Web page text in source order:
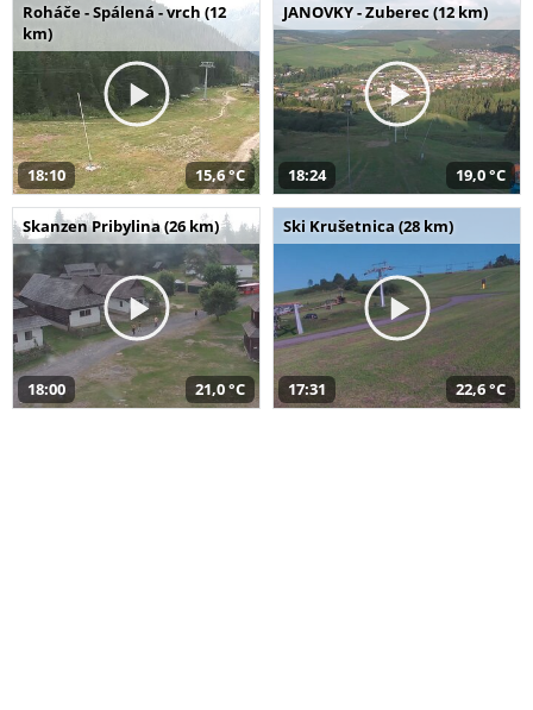
Roháče - Spálená - vrch (12
km)
18:10 15,6 °C
JANOVKY - Zuberec (12 km)
18:24 19,0 °C
Skanzen Pribylina (26 km)
18:00 21,0 °C
Ski Krušetnica (28 km)
17:31 22,6 °C